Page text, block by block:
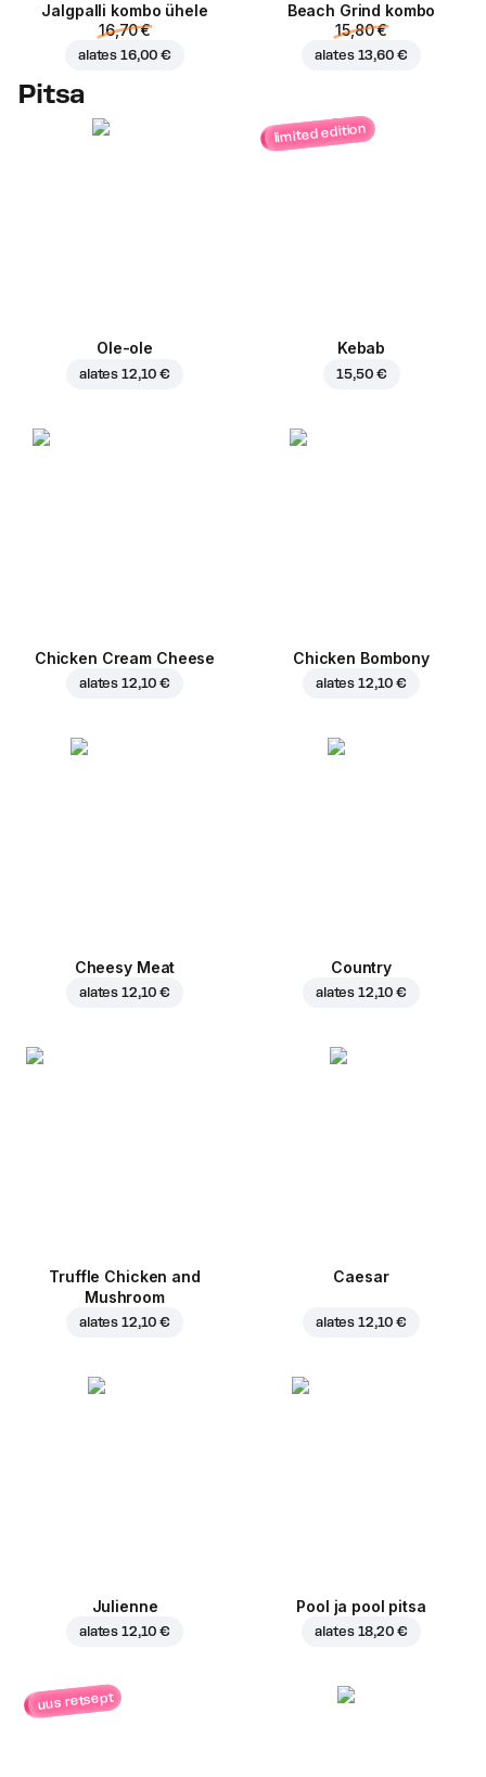
Jalgpalli kombo ühele
16,70 €
alates 16,00 €
Beach Grind kombo
15,80 €
alates 13,60 €
Pitsa
Ole-ole
alates 12,10 €
limited edition
Kebab
15,50 €
Chicken Cream Cheese
alates 12,10 €
Chicken Bombony
alates 12,10 €
Cheesy Meat
alates 12,10 €
Country
alates 12,10 €
Truffle Chicken and
Mushroom
alates 12,10 €
Caesar
alates 12,10 €
Julienne
alates 12,10 €
Pool ja pool pitsa
alates 18,20 €
uus retsept